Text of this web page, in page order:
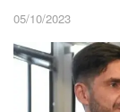
05/10/2023